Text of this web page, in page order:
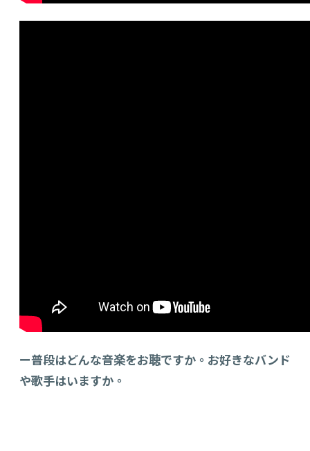
ー普段はどんな音楽をお聴ですか。お好きなバンド
や歌手はいますか。